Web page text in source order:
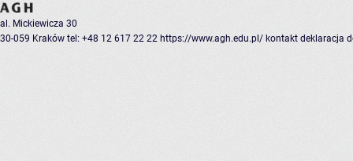
al. Mickiewicza 30
30-059 Kraków tel: +48 12 617 22 22 https://www.agh.edu.pl/ kontakt deklaracja